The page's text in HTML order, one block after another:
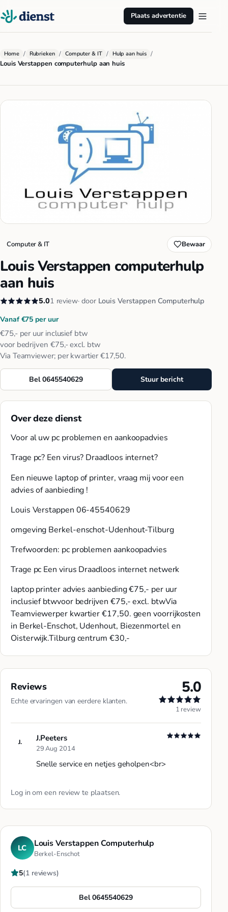
Plaats advertentie
Home / Rubrieken / Computer & IT / Hulp aan huis /
Louis Verstappen computerhulp aan huis
Computer & IT Bewaar
Louis Verstappen computerhulp
aan huis
5.01 review· door Louis Verstappen Computerhulp
Vanaf €75 per uur
€75,- per uur inclusief btw
voor bedrijven €75,- excl. btw
Via Teamviewer; per kwartier €17,50.
Bel 0645540629 Stuur bericht
Over deze dienst
Voor al uw pc problemen en aankoopadvies
Trage pc? Een virus? Draadloos internet?
Een nieuwe laptop of printer, vraag mij voor een
advies of aanbieding !
Louis Verstappen 06-45540629
omgeving Berkel-enschot-Udenhout-Tilburg
Trefwoorden: pc problemen aankoopadvies
Trage pc Een virus Draadloos internet netwerk
laptop printer advies aanbieding €75,- per uur
inclusief btwvoor bedrijven €75,- excl. btwVia
Teamviewerper kwartier €17,50. geen voorrijkosten
in Berkel-Enschot, Udenhout, Biezenmortel en
Oisterwijk.Tilburg centrum €30,-
Reviews
Echte ervaringen van eerdere klanten.
5.0
1 review
J. J.Peeters
29 Aug 2014
Snelle service en netjes geholpen<br>
Log in om een review te plaatsen.
LC Louis Verstappen Computerhulp
Berkel-Enschot
5(1 reviews)
Bel 0645540629